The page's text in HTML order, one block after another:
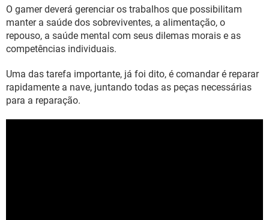
O gamer deverá gerenciar os trabalhos que possibilitam
manter a saúde dos sobreviventes, a alimentação, o
repouso, a saúde mental com seus dilemas morais e as
competências individuais.
Uma das tarefa importante, já foi dito, é comandar é reparar
rapidamente a nave, juntando todas as peças necessárias
para a reparação.